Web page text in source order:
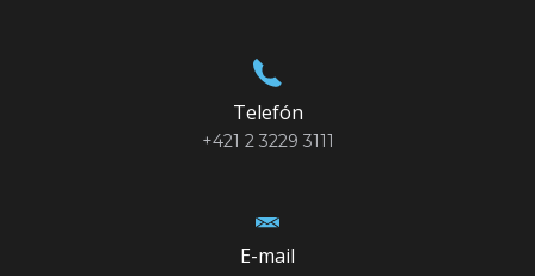
Telefón
+421 2 3229 3111
E-mail